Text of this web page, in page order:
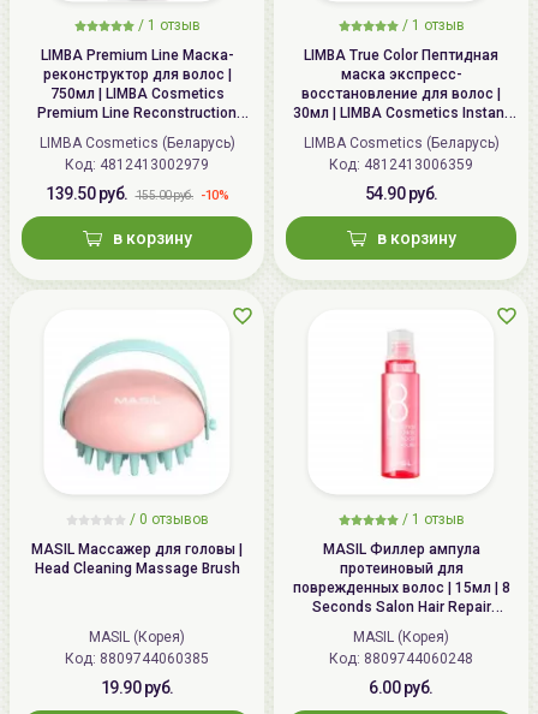
/ 1 отзыв
LIMBA Premium Line Маска-
реконструктор для волос |
750мл | LIMBA Cosmetics
Premium Line Reconstruction
Treatment
LIMBA Cosmetics (Беларусь)
Код: 4812413002979
139.50 руб. 155.00 руб. -10%
в корзину
/ 1 отзыв
LIMBA True Color Пептидная
маска экспресс-
восстановление для волос |
30мл | LIMBA Cosmetics Instant
Transformation express
reconstruction peptide hair mask
LIMBA Cosmetics (Беларусь)
Код: 4812413006359
54.90 руб.
в корзину
/ 0 отзывов
MASIL Массажер для головы |
Head Cleaning Massage Brush
MASIL (Корея)
Код: 8809744060385
19.90 руб.
/ 1 отзыв
MASIL Филлер ампула
протеиновый для
поврежденных волос | 15мл | 8
Seconds Salon Hair Repair
Ampoule
MASIL (Корея)
Код: 8809744060248
6.00 руб.